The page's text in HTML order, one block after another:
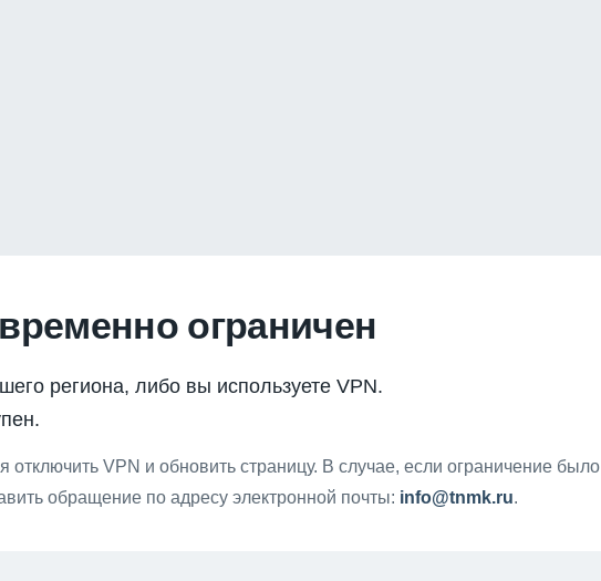
ограничен
региона, либо вы используете VPN.
отключить VPN и обновить страницу. В случае, если ограничение было
обращение по адресу электронной почты: info@tnmk.ru.